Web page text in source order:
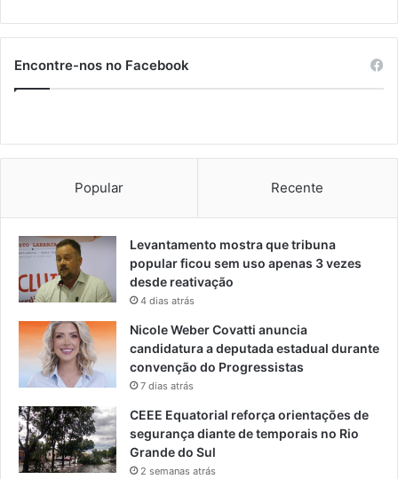
Encontre-nos no Facebook
Popular Recente
Levantamento mostra que tribuna
popular ficou sem uso apenas 3 vezes
desde reativação
4 dias atrás
Nicole Weber Covatti anuncia
candidatura a deputada estadual durante
convenção do Progressistas
7 dias atrás
CEEE Equatorial reforça orientações de
segurança diante de temporais no Rio
Grande do Sul
2 semanas atrás